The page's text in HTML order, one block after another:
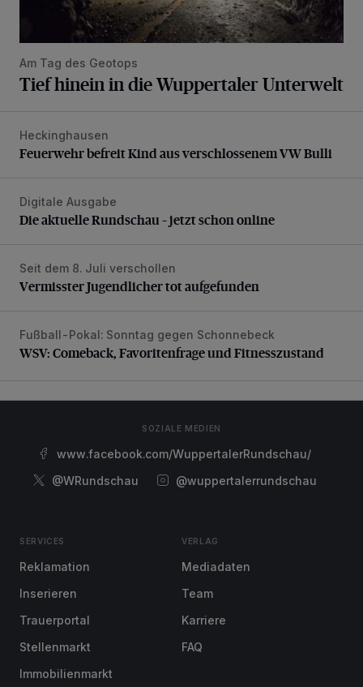
Am Tag des Geotops
Tief hinein in die Wuppertaler Unterwelt
Feuerwehr befreit Kind aus verschlossenem VW Bulli
Heckinghausen
Feuerwehr befreit Kind aus verschlossenem VW Bulli
Die aktuelle Rundschau – jetzt schon online
Digitale Ausgabe
Die aktuelle Rundschau – jetzt schon online
Vermisster Jugendlicher tot aufgefunden
Seit dem 8. Juli verschollen
Vermisster Jugendlicher tot aufgefunden
WSV: Comeback, Favoritenfrage und Fitnesszustand
Fußball-Pokal: Sonntag gegen Schonnebeck
WSV: Comeback, Favoritenfrage und Fitnesszustand
SOZIALE MEDIEN
www.facebook.com/WuppertalerRundschau/
@WRundschau
@wuppertalerrundschau
SERVICES
Reklamation
Inserieren
Trauerportal
Stellenmarkt
Immobilienmarkt
VERLAG
Mediadaten
Team
Karriere
FAQ